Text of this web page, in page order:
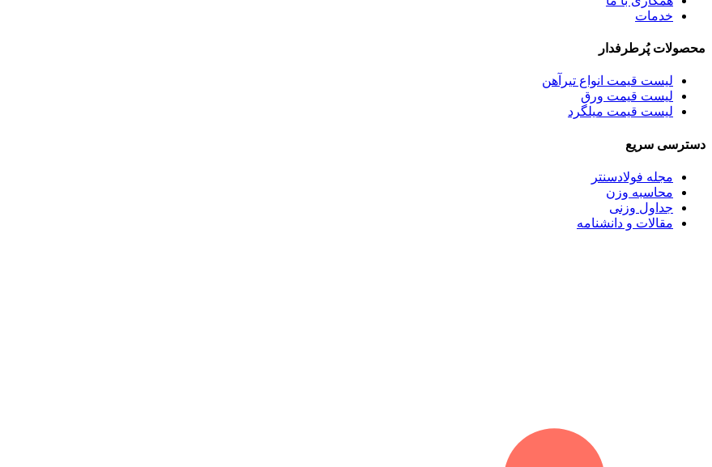
خدمات
محصولات پُرطرفدار
لیست قیمت انواع تیرآهن
لیست قیمت ورق
لیست قیمت میلگرد
دسترسی سریع
مجله فولادسنتر
محاسبه وزن
جداول وزنی
مقالات و دانشنامه